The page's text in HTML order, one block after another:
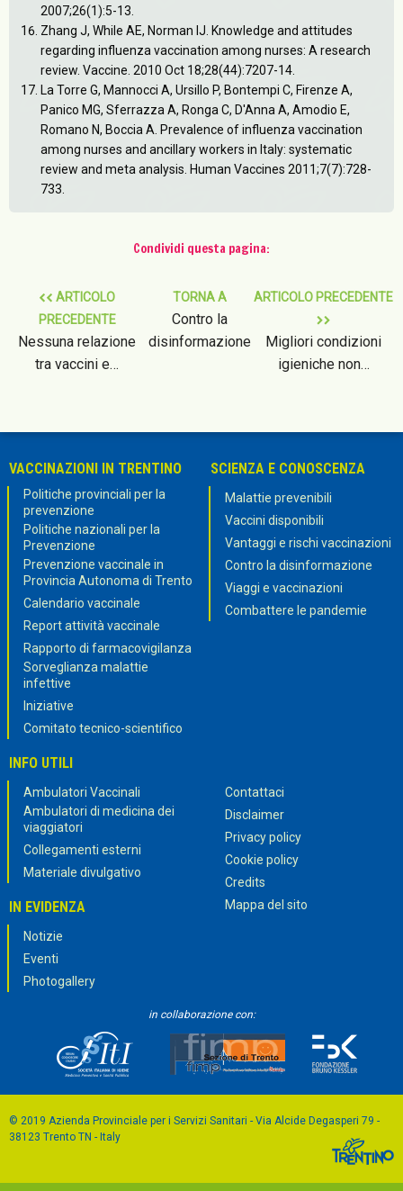
2007;26(1):5-13.
Zhang J, While AE, Norman IJ. Knowledge and attitudes
regarding influenza vaccination among nurses: A research
review. Vaccine. 2010 Oct 18;28(44):7207-14.
La Torre G, Mannocci A, Ursillo P, Bontempi C, Firenze A,
Panico MG, Sferrazza A, Ronga C, D'Anna A, Amodio E,
Romano N, Boccia A. Prevalence of influenza vaccination
among nurses and ancillary workers in Italy: systematic
review and meta analysis. Human Vaccines 2011;7(7):728-
733.
Condividi questa pagina:
ARTICOLO
PRECEDENTE
Nessuna relazione
tra vaccini e…
TORNA A
Contro la
disinformazione
ARTICOLO PRECEDENTE
Migliori condizioni
igieniche non…
VACCINAZIONI IN TRENTINO
Politiche provinciali per la
prevenzione
Politiche nazionali per la
Prevenzione
Prevenzione vaccinale in
Provincia Autonoma di Trento
Calendario vaccinale
Report attività vaccinale
Rapporto di farmacovigilanza
Sorveglianza malattie
infettive
Iniziative
Comitato tecnico-scientifico
SCIENZA E CONOSCENZA
Malattie prevenibili
Vaccini disponibili
Vantaggi e rischi vaccinazioni
Contro la disinformazione
Viaggi e vaccinazioni
Combattere le pandemie
INFO UTILI
Ambulatori Vaccinali
Ambulatori di medicina dei
viaggiatori
Collegamenti esterni
Materiale divulgativo
IN EVIDENZA
Notizie
Eventi
Photogallery
Contattaci
Disclaimer
Privacy policy
Cookie policy
Credits
Mappa del sito
in collaborazione con:
© 2019 Azienda Provinciale per i Servizi Sanitari - Via Alcide Degasperi 79 -
38123 Trento TN - Italy